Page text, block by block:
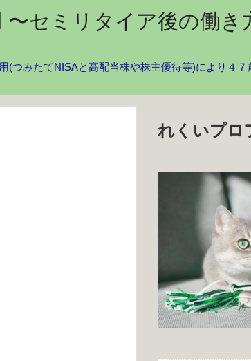
セミリタイア後の働き
つみたてNISAと高配当株や株主優待等)により４７
れくいプロ